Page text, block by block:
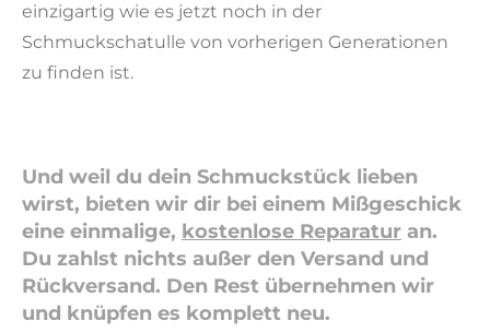
einzigartig wie es jetzt noch in der
Schmuckschatulle von vorherigen Generationen
zu finden ist.
Und weil du dein Schmuckstück lieben
wirst, bieten wir dir bei einem Mißgeschick
eine einmalige, kostenlose Reparatur an.
Du zahlst nichts außer den Versand und
Rückversand. Den Rest übernehmen wir
und knüpfen es komplett neu.